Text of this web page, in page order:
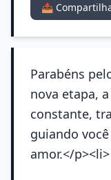
📤
Parabéns
nova etapa,
constante,
guiando
amor.</p><li>